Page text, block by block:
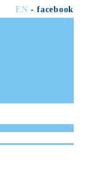
EN -facebook